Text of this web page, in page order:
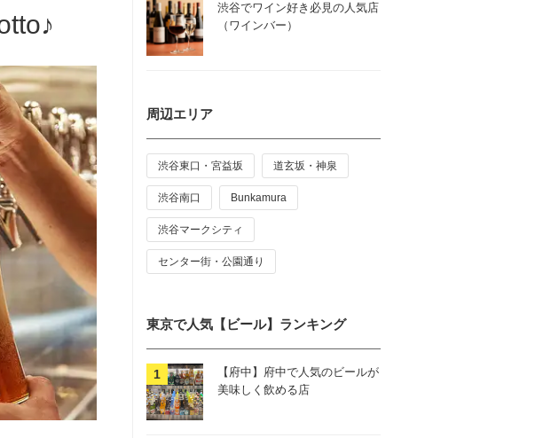
渋谷でワイン好き必見の人気店
（ワインバー）
周辺エリア
渋谷東口・宮益坂 道玄坂・神泉
渋谷南口 Bunkamura
渋谷マークシティ
センター街・公園通り
東京で人気【ビール】ランキング
【府中】府中で人気のビールが
美味しく飲める店